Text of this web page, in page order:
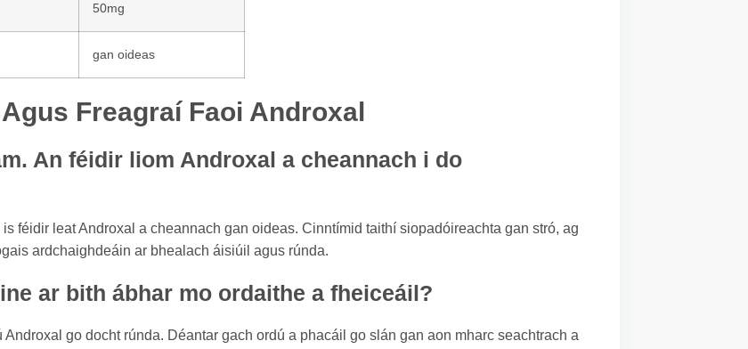
50mg
gan oideas
Freagraí Faoi Androxal
An féidir liom Androxal a cheannach i do
is féidir leat Androxal a cheannach gan oideas. Cinntímid taithí siopadóireachta gan stró, ag
ardchaighdeáin ar bhealach áisiúil agus rúnda.
ar bith ábhar mo ordaithe a fheiceáil?
Androxal go docht rúnda. Déantar gach ordú a phacáil go slán gan aon mharc seachtrach a